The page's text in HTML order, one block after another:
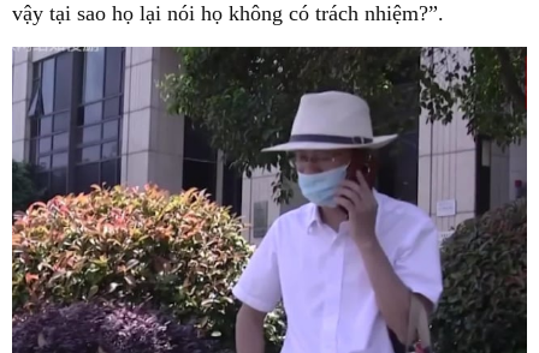
vậy tại sao họ lại nói họ không có trách nhiệm?”.